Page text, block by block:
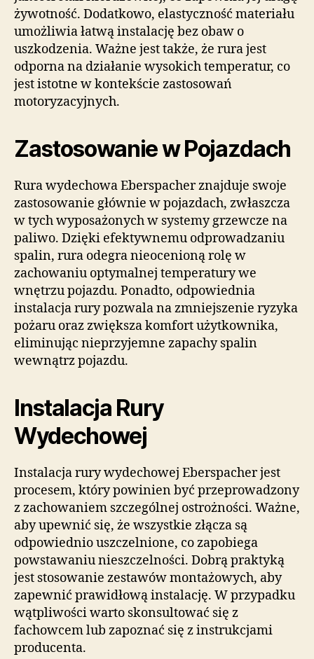
żywotność. Dodatkowo, elastyczność materiału
umożliwia łatwą instalację bez obaw o
uszkodzenia. Ważne jest także, że rura jest
odporna na działanie wysokich temperatur, co
jest istotne w kontekście zastosowań
motoryzacyjnych.
Zastosowanie w Pojazdach
Rura wydechowa Eberspacher znajduje swoje
zastosowanie głównie w pojazdach, zwłaszcza
w tych wyposażonych w systemy grzewcze na
paliwo. Dzięki efektywnemu odprowadzaniu
spalin, rura odegra nieocenioną rolę w
zachowaniu optymalnej temperatury we
wnętrzu pojazdu. Ponadto, odpowiednia
instalacja rury pozwala na zmniejszenie ryzyka
pożaru oraz zwiększa komfort użytkownika,
eliminując nieprzyjemne zapachy spalin
wewnątrz pojazdu.
Instalacja Rury
Wydechowej
Instalacja rury wydechowej Eberspacher jest
procesem, który powinien być przeprowadzony
z zachowaniem szczególnej ostrożności. Ważne,
aby upewnić się, że wszystkie złącza są
odpowiednio uszczelnione, co zapobiega
powstawaniu nieszczelności. Dobrą praktyką
jest stosowanie zestawów montażowych, aby
zapewnić prawidłową instalację. W przypadku
wątpliwości warto skonsultować się z
fachowcem lub zapoznać się z instrukcjami
producenta.